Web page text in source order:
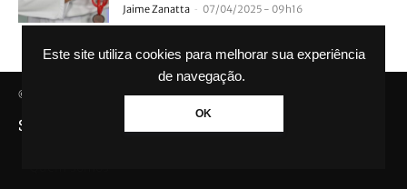
Este site utiliza cookies para melhorar sua experiência
de navegação.
OK
Jaime Zanatta - 07/04/2025 - 09h16
© Agência GBC. Aqui tem notícia. Todos os direitos reservados.
SAIBA MAIS SOBRE A AGÊNCIA GBC